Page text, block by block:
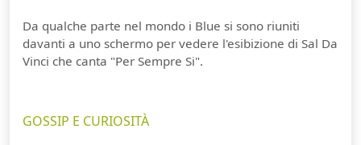
Da qualche parte nel mondo i Blue si sono riuniti
davanti a uno schermo per vedere l'esibizione di Sal Da
Vinci che canta "Per Sempre Si".
GOSSIP E CURIOSITÀ